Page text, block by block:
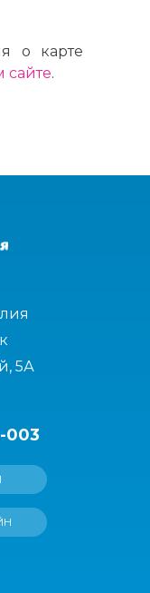
о карте
.
003
5А